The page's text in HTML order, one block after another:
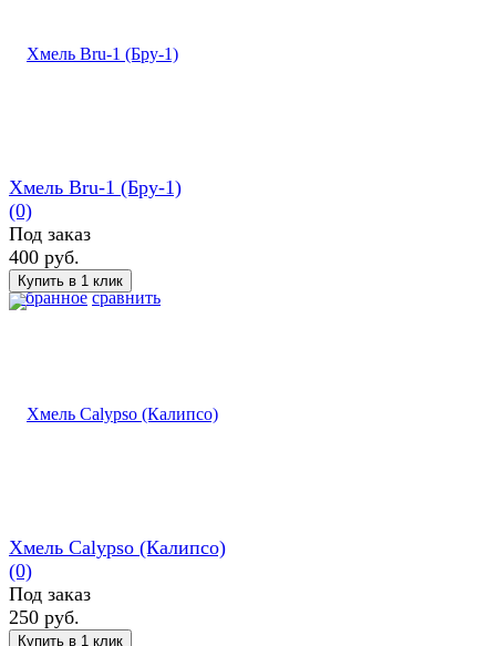
избранное сравнить
Хмель Bru-1 (Бру-1)
(0)
Под заказ
400 руб.
Хмель Calypso (Калипсо)
(0)
Под заказ
250 руб.